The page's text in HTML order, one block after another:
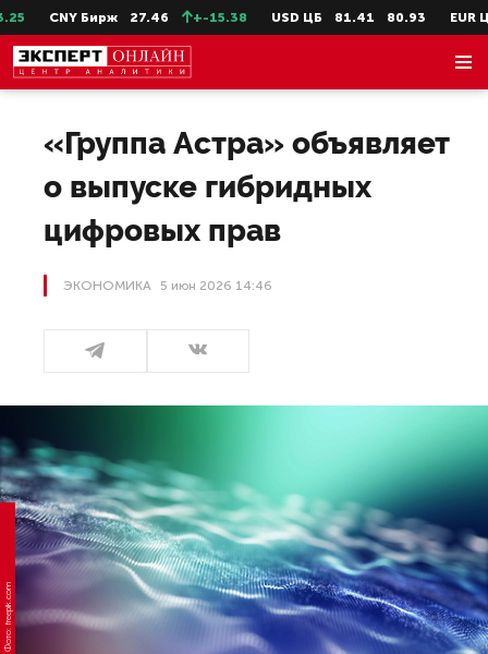
Бирж 27.46 +-15.38 USD ЦБ 81.41 80.93 EUR ЦБ
«Группа Астра» объявляет
о выпуске гибридных
цифровых прав
ЭКОНОМИКА 5 июн 2026 14:46
Фото: freepik.com